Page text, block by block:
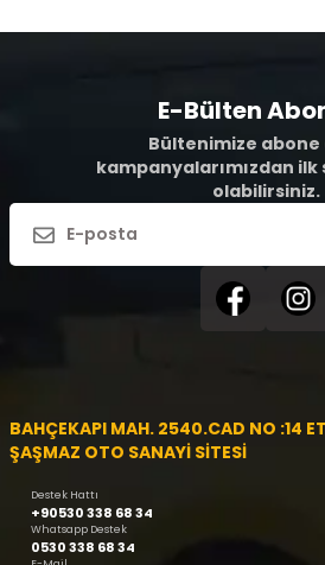
E-Bülten
Bültenimize
kampanyalarımızdan
olabilirsiniz.
BAHÇEKAPI MAH. 2540.CAD NO :14
ŞAŞMAZ OTO SANAYİ SİTESİ
Destek Hattı
+90530 338 68 34
Whatsapp Destek
0530 338 68 34